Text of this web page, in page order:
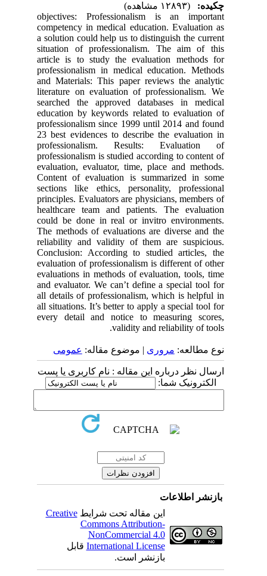
چکیده:
objectives: Professionalism is an important
competency in medical education. Evaluation as
a solution could help us to distinguish the current
situation of professionalism. The aim of this
article is to study the evaluation methods for
professionalism in medical education. Methods
and Materials: This paper reviews the analytic
literature on evaluation of professionalism. We
searched the approved databases in medical
education by keywords related to evaluation of
professionalism since 1999 until 2014 and found
23 best evidences to describe the evaluation in
professionalism. Results: Evaluation of
professionalism is studied according to content of
evaluation, evaluator, time, place and methods.
Content of evaluation is summarized in some
sections like ethics, personality, professional
principles. Evaluators are physicians, members of
healthcare team and patients. The evaluation
could be done in real or invitro environments.
The methods of evaluations are diverse and the
reliability and validity of them are suspicious.
Conclusion: According to studied articles, the
evaluation of professionalism is different of other
evaluations in methods of evaluation, tools, time
and evaluator. We can’t define a special tool for
all details of professionalism, which is helpful in
all situations. It’s better to apply a special tool for
every detail and notice to measuring scores,
validity and reliability of tools.
نوع مطالعه:مروری| موضوع مقاله:عمومى
ارسال نظر درباره این مقاله : نام کاربری یا پست
الکترونیک شما:
بازنشر اطلاعات
این مقاله تحت شرایطCreative
Commons Attribution-
NonCommercial 4.0
International Licenseقابل
بازنشر است.